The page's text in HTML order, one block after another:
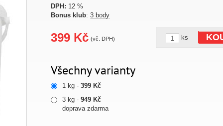
DPH: 12 %
Bonus klub:3 body
399 Kč (vč. DPH) ks
Všechny varianty
1 kg -399 Kč
3 kg -949 Kč
doprava zdarma